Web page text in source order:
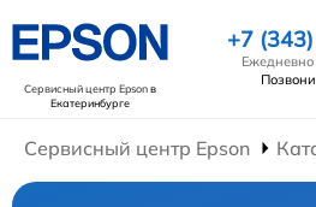
Сервисный центр Epsonв
Екатеринбурге
+7
Сервисный центр Epson